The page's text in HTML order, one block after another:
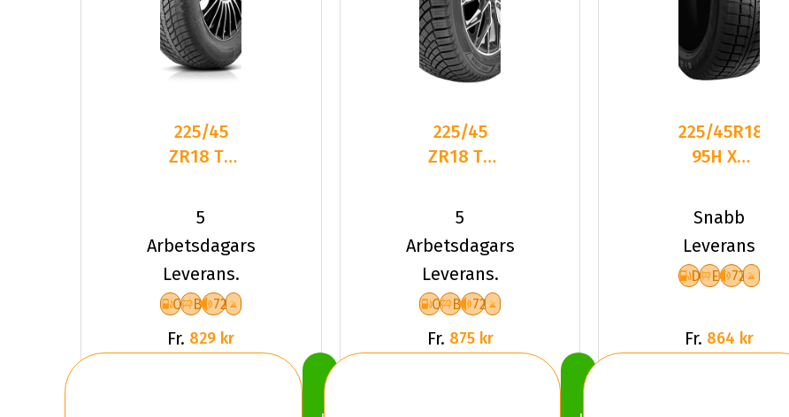
225/45
ZR18 TL
ROADHOG
RGAS02
XL
5
Arbetsdagars
Leverans.
C B 72
Fr. 829 kr
225/45
ZR18 TL
LANDSAIL
4-
SEASONS
3 XL
5
Arbetsdagars
Leverans.
C B 72
Fr. 875 kr
225/45R18
95H XL
SW618
DEB72 P
Snabb
Leverans
D E 72
Fr. 864 kr